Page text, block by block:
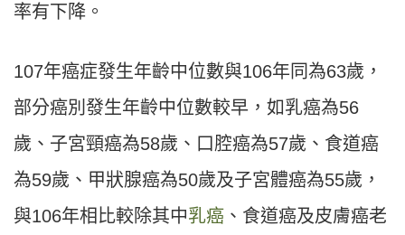
率有下降。
107年癌症發生年齡中位數與106年同為63歲，
部分癌別發生年齡中位數較早，如乳癌為56
歲、子宮頸癌為58歲、口腔癌為57歲、食道癌
為59歲、甲狀腺癌為50歲及子宮體癌為55歲，
與106年相比較除其中乳癌 、食道癌及皮膚癌老